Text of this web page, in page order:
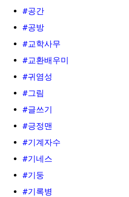
#공간
#공방
#교학사무
#교환배우미
#귀염성
#그림
#글쓰기
#긍정맨
#기계자수
#기네스
#기둥
#기록병